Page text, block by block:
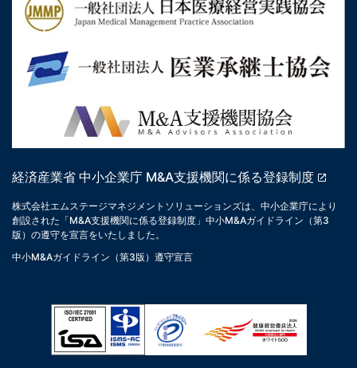
経済産業省 中小企業庁 M&A支援機関に係る登録制度
株式会社エムステージマネジメントソリューションズは、中小企業庁により
創設された「M&A支援機関に係る登録制度」中小M&Aガイドライン（第3
版）の遵守を宣言をいたしました。
中小M&Aガイドライン（第3版）遵守宣言